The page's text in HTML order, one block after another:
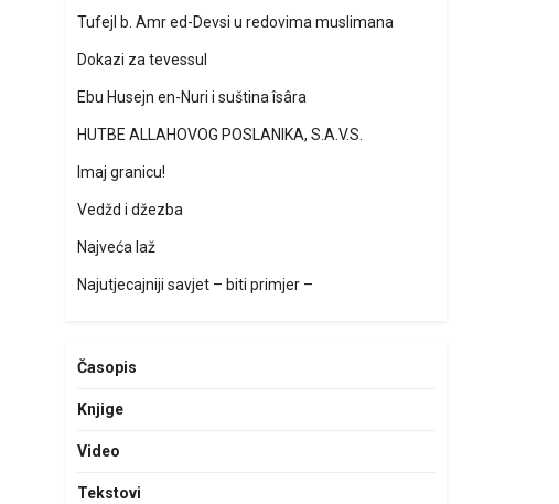
Tufejl b. Amr ed-Devsi u redovima muslimana
Dokazi za tevessul
Ebu Husejn en-Nuri i suština îsâra
HUTBE ALLAHOVOG POSLANIKA, S.A.V.S.
Imaj granicu!
Vedžd i džezba
Najveća laž
Najutjecajniji savjet – biti primjer –
Časopis
Knjige
Video
Tekstovi